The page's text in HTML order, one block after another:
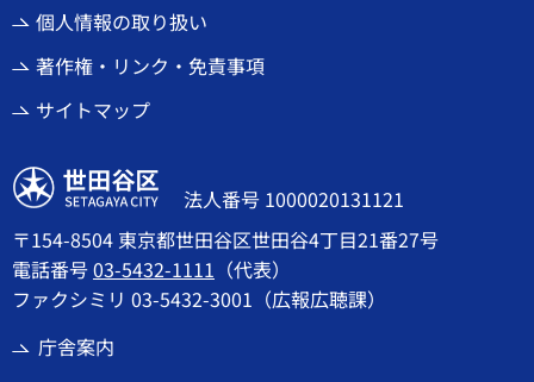
個人情報の取り扱い
著作権・リンク・免責事項
サイトマップ
世田谷区
法人番号 1000020131121
〒154-8504 東京都世田谷区世田谷4丁目21番27号
電話番号03-5432-1111 （代表）
ファクシミリ 03-5432-3001（広報広聴課）
庁舎案内